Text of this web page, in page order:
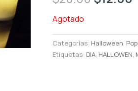
was:
$20.00.
Agotado
Categorías: Halloween,
Etiquetas: DIA, HALLOWEN,